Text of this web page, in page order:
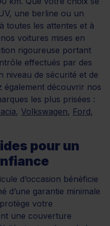
une berline ou un
toutes les attentes et à
voitures mises en
rigoureuse portant
effectués par des
niveau de sécurité et de
également découvrir nos
les plus prisées :
, Volkswagen, Ford,
pour un
d’occasion bénéficie
d’une garantie minimale
votre
une couverture